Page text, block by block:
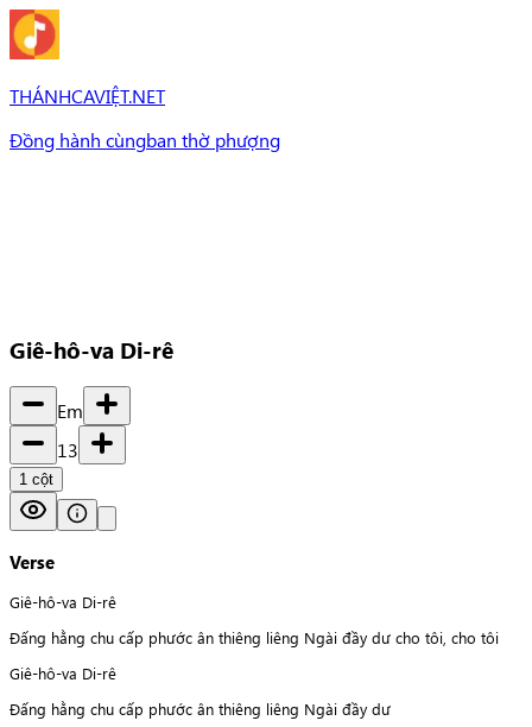
THÁNHCAVIỆT.NET
Đồng hành cùngban thờ phượng
Giê-hô-va Di-rê
Em
13
1 cột
Verse
Giê-hô-va Di-rê
Đấng hằng chu cấp phước ân thiêng liêng Ngài đầy dư cho tôi, cho tôi
Giê-hô-va Di-rê
Đấng hằng chu cấp phước ân thiêng liêng Ngài đầy dư